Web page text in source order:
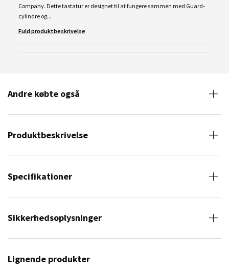
Company. Dette tastatur er designet til at fungere sammen med Guard-
cylindre og...
Fuld produktbeskrivelse
Andre købte også
Produktbeskrivelse
Specifikationer
Sikkerhedsoplysninger
Lignende produkter